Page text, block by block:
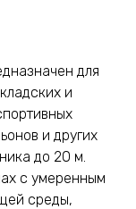
для
и
и других
до 20 м.
с умеренным
среды,